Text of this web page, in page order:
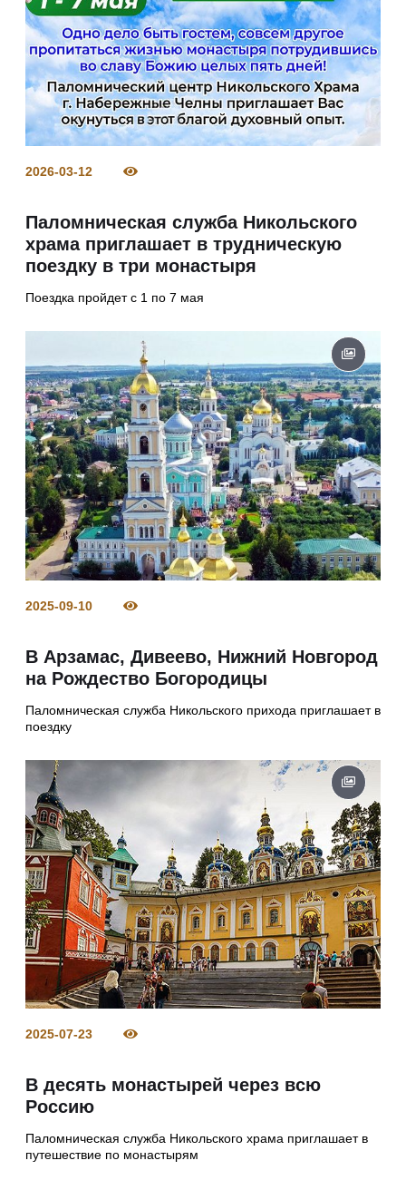
2026-03-12
Паломническая служба Никольского
храма приглашает в трудническую
поездку в три монастыря
Поездка пройдет с 1 по 7 мая
2025-09-10
В Арзамас, Дивеево, Нижний Новгород
на Рождество Богородицы
Паломническая служба Никольского прихода приглашает в
поездку
2025-07-23
В десять монастырей через всю
Россию
Паломническая служба Никольского храма приглашает в
путешествие по монастырям